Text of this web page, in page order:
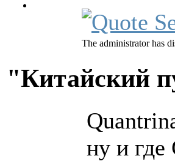
The administrator has
"Китайский
ну и где